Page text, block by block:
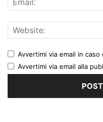
Avvertimi via email in
Avvertimi via email alla